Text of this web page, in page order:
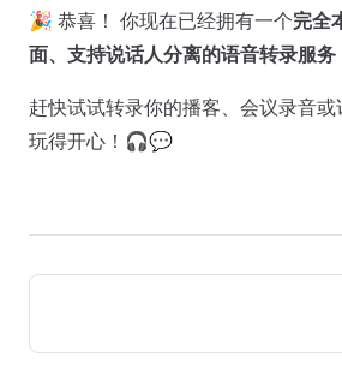
🎉 恭喜！ 你现在已经拥有一个完全
面、支持说话人分离的语音转录服务
赶快试试转录你的播客、会议录音
玩得开心！🎧💬
Pager